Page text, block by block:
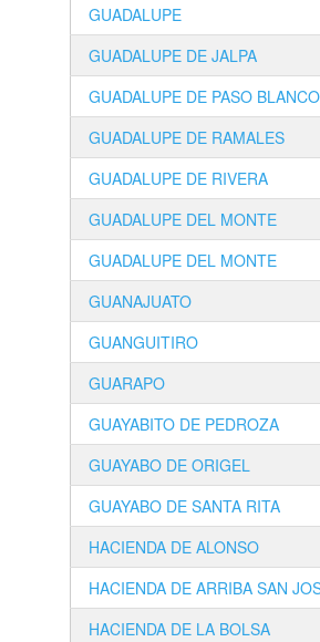
GUADALUPE
GUADALUPE DE JALPA
GUADALUPE DE PASO BLANCO
GUADALUPE DE RAMALES
GUADALUPE DE RIVERA
GUADALUPE DEL MONTE
GUADALUPE DEL MONTE
GUANAJUATO
GUANGUITIRO
GUARAPO
GUAYABITO DE PEDROZA
GUAYABO DE ORIGEL
GUAYABO DE SANTA RITA
HACIENDA DE ALONSO
HACIENDA DE ARRIBA SAN
HACIENDA DE LA BOLSA